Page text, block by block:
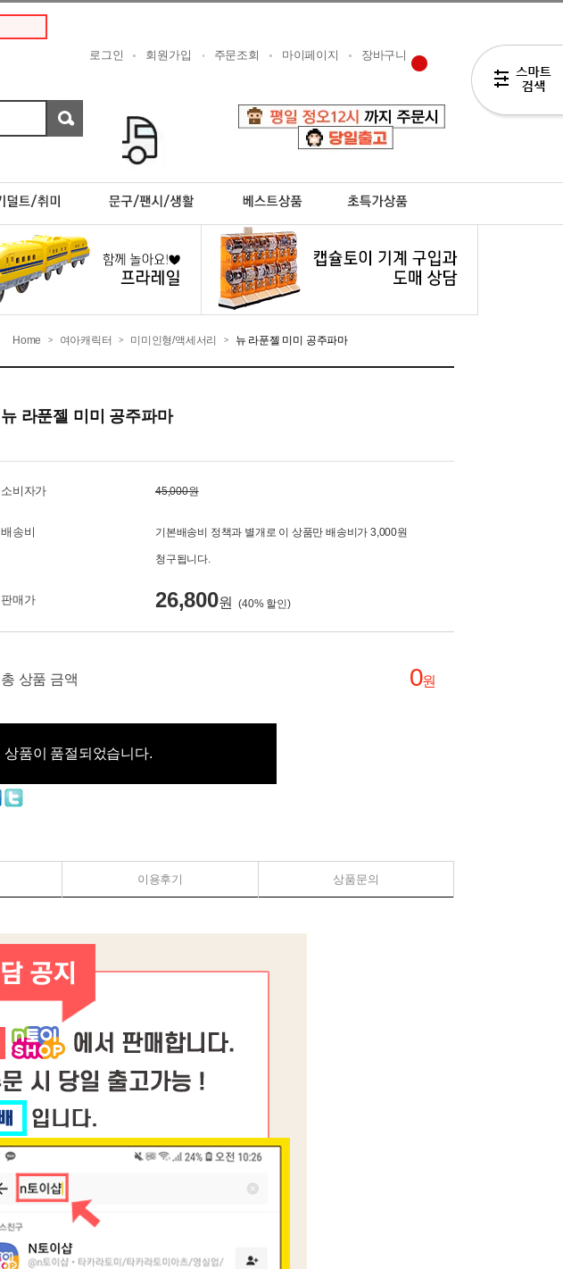
로그인 회원가입 주문조회 마이페이지 장바구니
Home > 여아캐릭터 > 미미인형/액세서리 > 뉴 라푼젤 미미 공주파마
뉴 라푼젤 미미 공주파마
소비자가 45,000원
배송비 기본배송비 정책과 별개로 이 상품만 배송비가 3,000원
청구됩니다.
판매가 26,800원 (40% 할인)
총 상품 금액 0원
상품이 품절되었습니다.
이용후기 상품문의